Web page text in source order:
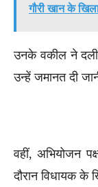
गौरी खान के
उनके वकील ने
उन्हें जमानत दी
वहीं, अभियोजन
दौरान विधायक के